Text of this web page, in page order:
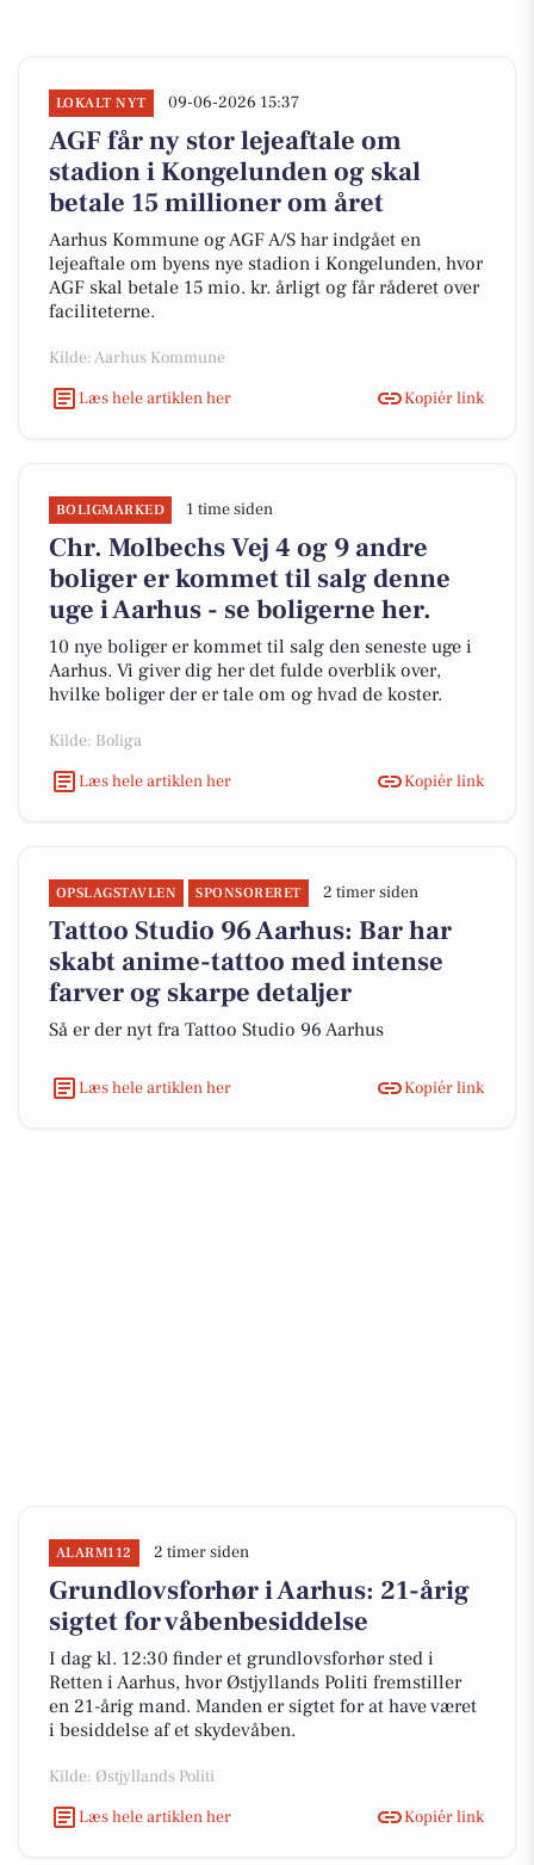
LOKALT NYT 09-06-2026 15:37
AGF får ny stor lejeaftale om
stadion i Kongelunden og skal
betale 15 millioner om året
Aarhus Kommune og AGF A/S har indgået en
lejeaftale om byens nye stadion i Kongelunden, hvor
AGF skal betale 15 mio. kr. årligt og får råderet over
faciliteterne.
Kilde: Aarhus Kommune
Læs hele artiklen her
Kopiér link
BOLIGMARKED 1 time siden
Chr. Molbechs Vej 4 og 9 andre
boliger er kommet til salg denne
uge i Aarhus - se boligerne her.
10 nye boliger er kommet til salg den seneste uge i
Aarhus. Vi giver dig her det fulde overblik over,
hvilke boliger der er tale om og hvad de koster.
Kilde: Boliga
Læs hele artiklen her
Kopiér link
OPSLAGSTAVLEN SPONSORERET 2 timer siden
Tattoo Studio 96 Aarhus: Bar har
skabt anime-tattoo med intense
farver og skarpe detaljer
Så er der nyt fra Tattoo Studio 96 Aarhus
Læs hele artiklen her Kopiér link
ALARM112 2 timer siden
Grundlovsforhør i Aarhus: 21-årig
sigtet for våbenbesiddelse
I dag kl. 12:30 finder et grundlovsforhør sted i
Retten i Aarhus, hvor Østjyllands Politi fremstiller
en 21-årig mand. Manden er sigtet for at have været
i besiddelse af et skydevåben.
Kilde: Østjyllands Politi
Læs hele artiklen her
Kopiér link